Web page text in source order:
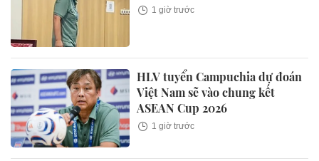
1 giờ trước
HLV tuyển Campuchia dự đoán
Việt Nam sẽ vào chung kết
ASEAN Cup 2026
1 giờ trước